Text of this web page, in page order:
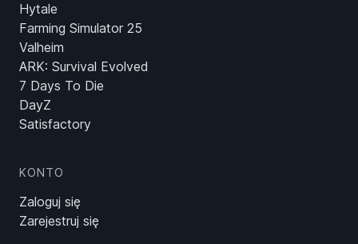
Hytale
Farming Simulator 25
Valheim
ARK: Survival Evolved
7 Days To Die
DayZ
Satisfactory
KONTO
Zaloguj się
Zarejestruj się